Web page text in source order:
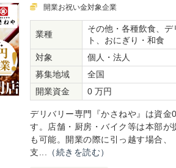
開業お祝い金対象企業
業種
その他・各種飲食、
ト、おにぎり・和食
対象
個人・法人
募集地域
全国
開業資金
0 万円
デリバリー専門『かさねや』は資金
す。店舗・厨房・バイク等は本部が
も可能。開業の際に引っ越す場合、
支...
（続きを読む）